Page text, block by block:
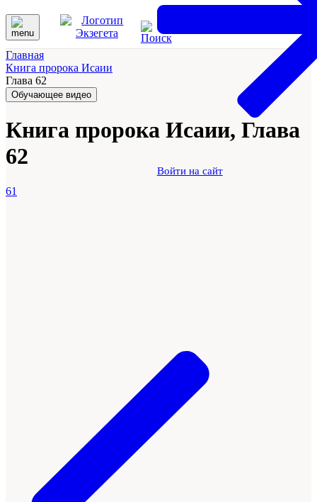
Войти на сайт
Главная
Книга пророка Исаии
Глава 62
Обучающее видео
Книга пророка Исаии, Глава
62
61